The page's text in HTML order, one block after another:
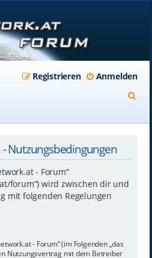
Anmelden
Registrieren
Nutzungsbedingungen
- Forum“
forum“) wird zwischen dir und
mit folgenden Regelungen
- Forum“ (im Folgenden „das
Nutzungsvertrag mit dem Betreiber